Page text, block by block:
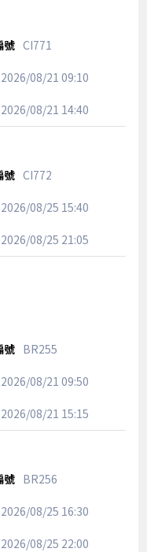
CI771
2026/08/21 09:10
2026/08/21 14:40
CI772
2026/08/25 15:40
2026/08/25 21:05
BR255
2026/08/21 09:50
2026/08/21 15:15
BR256
2026/08/25 16:30
2026/08/25 22:00